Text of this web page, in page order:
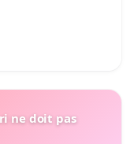
ne doit pas